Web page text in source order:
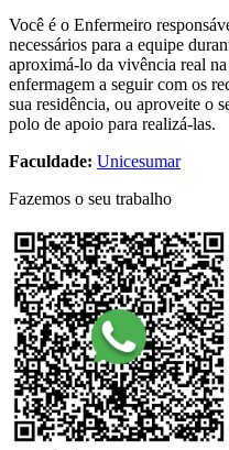
Você é o Enfermeiro
necessários para a equipe
aproximá-lo da vivência real
enfermagem a seguir com os
sua residência, ou aproveite o
polo de apoio para realizá-las.
Faculdade: Unicesumar
Fazemos o seu trabalho